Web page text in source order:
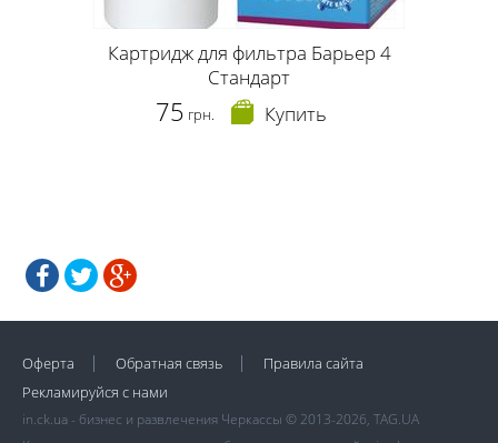
Картридж для фильтра Барьер 4
Стандарт
75 грн. Купить
Оферта Обратная связь
Правила сайта
Рекламируйся с нами
in.ck.ua - бизнес и развлечения Черкассы © 2013-2026, TAG.UA